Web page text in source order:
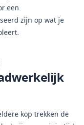
een
zijn op wat je
kop trekken de